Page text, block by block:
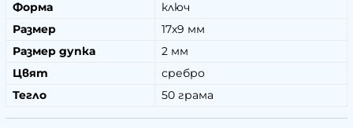
Форма
ключ
Размер
17х9 мм
Размер дупка
2 мм
Цвят
сребро
Тегло
50 грама